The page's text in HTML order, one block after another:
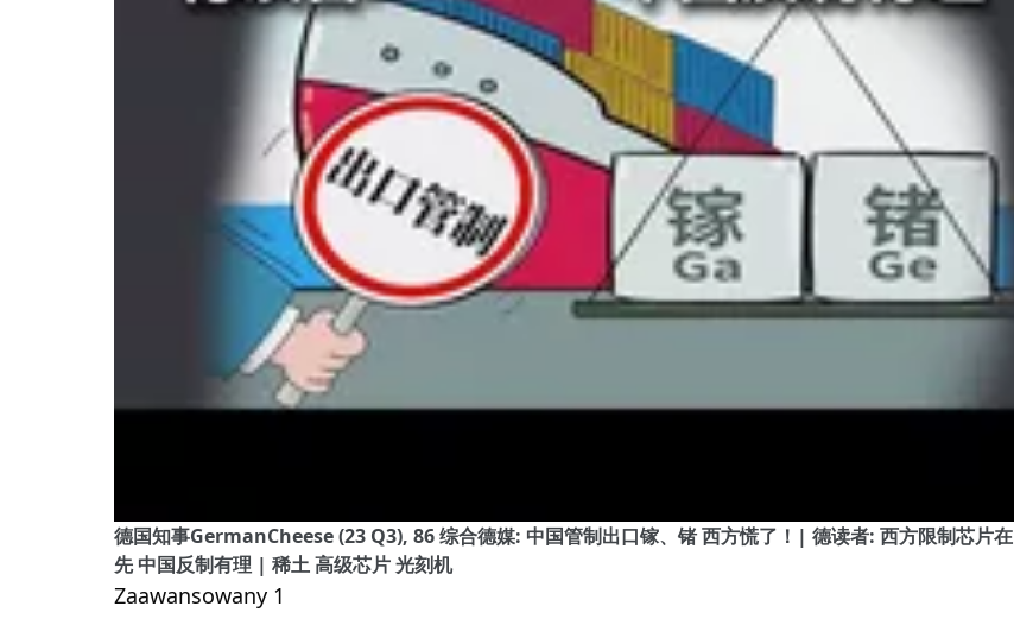
德国知事GermanCheese (23 Q3), 86 综合德媒: 中国管制出口镓、锗 西方慌了！| 德读者: 西方限制芯片在
先 中国反制有理 | 稀土 高级芯片 光刻机
Zaawansowany 1